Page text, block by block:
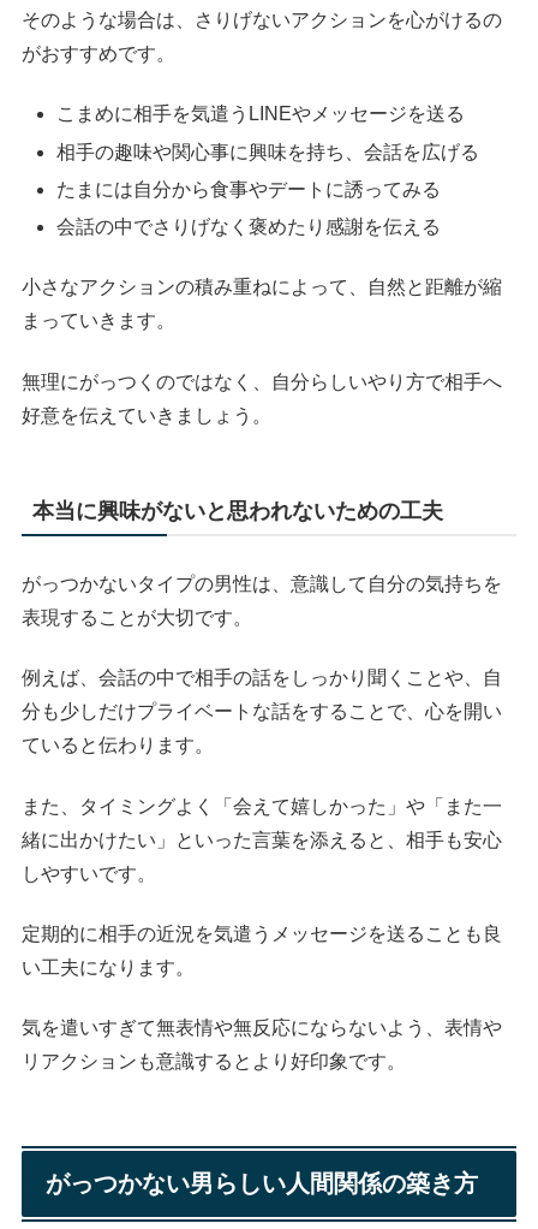
そのような場合は、さりげないアクションを心がけるの
がおすすめです。
こまめに相手を気遣うLINEやメッセージを送る
相手の趣味や関心事に興味を持ち、会話を広げる
たまには自分から食事やデートに誘ってみる
会話の中でさりげなく褒めたり感謝を伝える
小さなアクションの積み重ねによって、自然と距離が縮
まっていきます。
無理にがっつくのではなく、自分らしいやり方で相手へ
好意を伝えていきましょう。
本当に興味がないと思われないための工夫
がっつかないタイプの男性は、意識して自分の気持ちを
表現することが大切です。
例えば、会話の中で相手の話をしっかり聞くことや、自
分も少しだけプライベートな話をすることで、心を開い
ていると伝わります。
また、タイミングよく「会えて嬉しかった」や「また一
緒に出かけたい」といった言葉を添えると、相手も安心
しやすいです。
定期的に相手の近況を気遣うメッセージを送ることも良
い工夫になります。
気を遣いすぎて無表情や無反応にならないよう、表情や
リアクションも意識するとより好印象です。
がっつかない男らしい人間関係の築き方